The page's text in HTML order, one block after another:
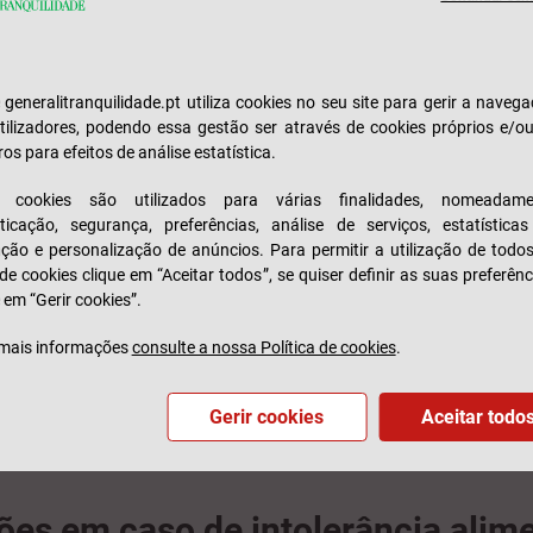
lhe sobre os
exames, com o intuito de confirmar o diagnóstico.
ar expirado (teste SIBO H2), que mede a
concentração de
a corrente sanguínea e chega aos pulmões, onde é
é a digestão da lactose
e maior é a probabilidade
vazio e por um especialista.
de uma intolerância ao glúten, o gastrenterologista
. Este exame é efetuado por endoscopia digestiva alta
genética no doente.
o
Seguro Saúde da Generali Tranquilidade
pode permitir-
ou outra condição médica. E, depois de tudo esclarecido,
generalitranquilidade.pt utiliza cookies no seu site para gerir a
podendo essa gestão ser através de cookies próprios e/
para efeitos de análise estatística.
cookies são utilizados para várias finalidades,
segurança, preferências, análise de serviços,
e personalização de anúncios. Para permitir a utilização de
cookies clique em “Aceitar todos”, se quiser definir as suas
“Gerir cookies”.
informaçõesconsulte a nossa Política de cookies.
Gerir cookies Aceitar